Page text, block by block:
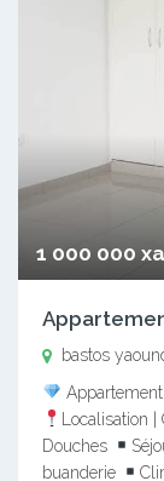
1 000 000
bastos
Localisation
Douches
buanderie